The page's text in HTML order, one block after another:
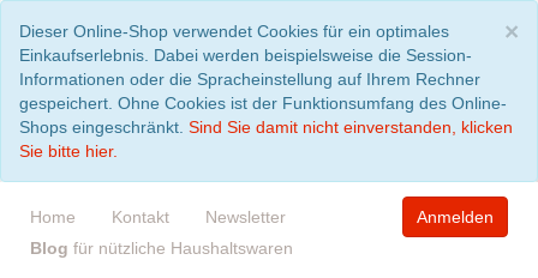
×
Dieser Online-Shop verwendet Cookies für ein optimales
Einkaufserlebnis. Dabei werden beispielsweise die Session-
Informationen oder die Spracheinstellung auf Ihrem Rechner
gespeichert. Ohne Cookies ist der Funktionsumfang des Online-
Shops eingeschränkt. Sind Sie damit nicht einverstanden, klicken
Sie bitte hier.
Home Kontakt
Newsletter
Blog für nützliche Haushaltswaren
Anmelden